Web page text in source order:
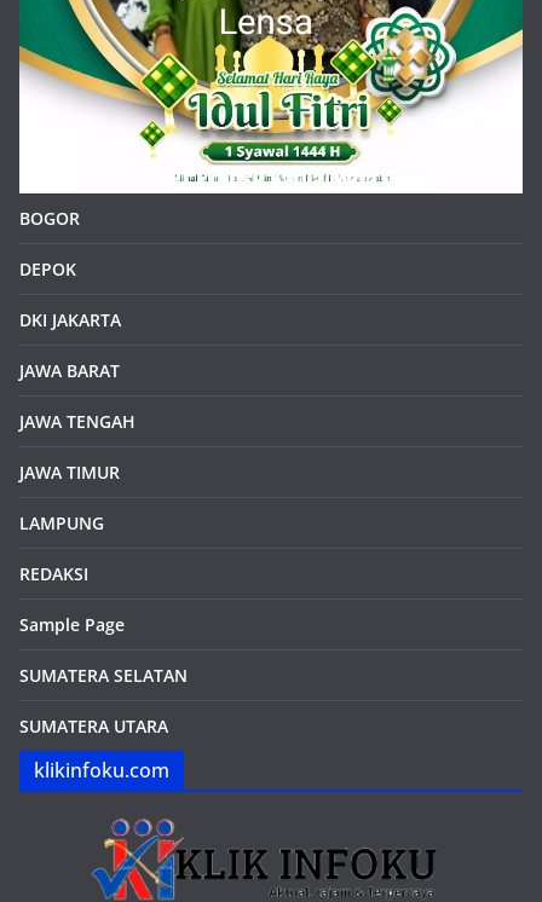
BOGOR
DEPOK
DKI JAKARTA
JAWA BARAT
JAWA TENGAH
JAWA TIMUR
LAMPUNG
REDAKSI
Sample Page
SUMATERA SELATAN
SUMATERA UTARA
klikinfoku.com